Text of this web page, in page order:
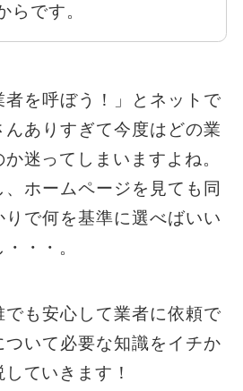
らです。
者を呼ぼう！」とネットで
ありすぎて今度はどの業
迷ってしまいますよね。
ホームページを見ても同
りで何を基準に選べばいい
・・。
でも安心して業者に依頼で
ついて必要な知識をイチか
ていきます！